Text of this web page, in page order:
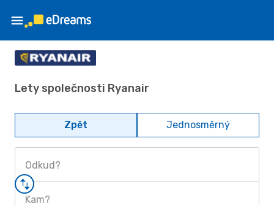
Lety společnosti Ryanair
Zpět Jednosměrný
Odkud?
Kam?